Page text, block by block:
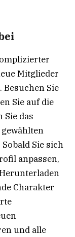
Mitglieder
Sie
Sie auf die
Sie das
Sie sich
anpassen,
Charakter
und alle